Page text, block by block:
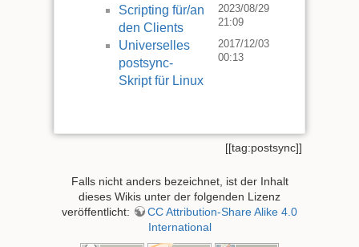
Scripting für/an
den Clients
2023/08/29
21:09
Universelles
postsync-
Skript für Linux
2017/12/03
00:13
[[tag:postsync]]
Falls nicht anders bezeichnet, ist der Inhalt
dieses Wikis unter der folgenden Lizenz
veröffentlicht:
CC Attribution-Share Alike 4.0
International